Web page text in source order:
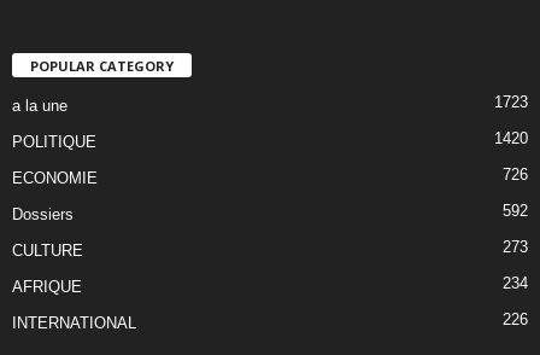
POPULAR CATEGORY
a la une 1723
POLITIQUE 1420
ECONOMIE 726
Dossiers 592
CULTURE 273
AFRIQUE 234
INTERNATIONAL 226